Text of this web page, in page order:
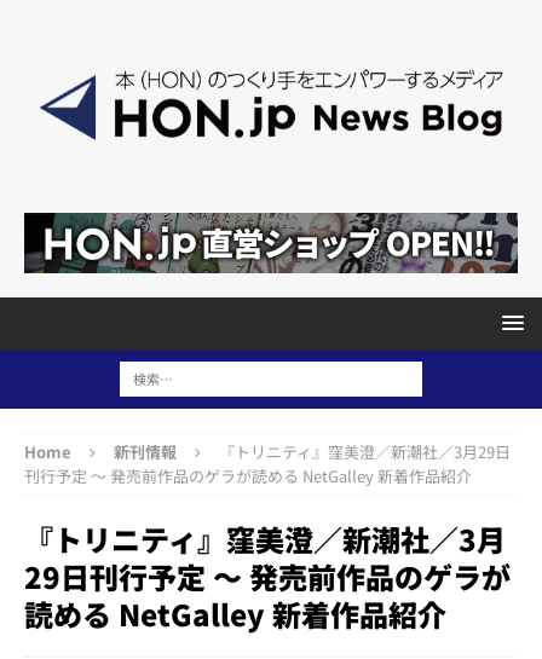
Home 新刊情報
『トリニティ』窪美澄／新潮社／3月29日
刊行予定 ～ 発売前作品のゲラが読める NetGalley 新着作品紹介
『トリニティ』窪美澄／新潮社／3月
29日刊行予定 ～ 発売前作品のゲラが
読める NetGalley 新着作品紹介